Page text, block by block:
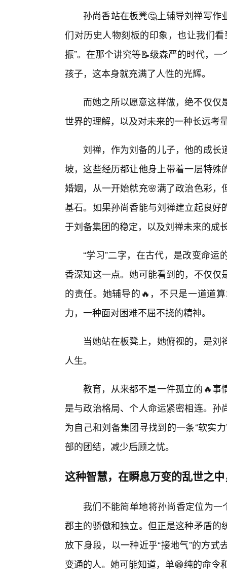
孙尚香站在板凳🤔上辅导刘禅写作
们对历史人物刻板的印象，也让我们
振”。在那个讲究等📝级森严的时代，
孩子，这本身就充满了人性的光辉。
而她之所以愿意这样做，绝不仅
世界的理解，以及对未来的一种长远考
刘禅，作为刘备的儿子，他的成长
坡，这些经历都让他身上带着一层特
婚姻，从一开始就充🌸满了政治色彩
基石。如果孙尚香能与刘禅建立起良
于刘备集团的稳定，以及刘禅未来的成
“学习”二字，在古代，是改变命
香深知这一点。她可能看到的，不仅
的责任。她辅导的🔥，不只是一道道
力，一种面对困难不屈不挠的精神。
当她站在板凳上，她俯视的，是
人生。
教育，从来都不是一件孤立的🔥事
是与政治格局、个人命运紧密相连。
为自己和刘备集团寻找到的一条“软实
部的团结，减少后顾之忧。
这种智慧，在瞬息万变的乱世之
我们不能简单地将孙尚香定位为一
郡主的骄傲和独立。但正是这种矛盾
放下身段，以一种近乎“接地气”的方
变通的人。她可能知道，单😁纯的命令